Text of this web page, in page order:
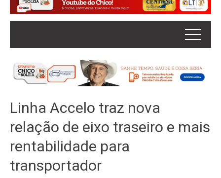
Linha Accelo traz nova
relação de eixo traseiro e mais
rentabilidade para
transportador